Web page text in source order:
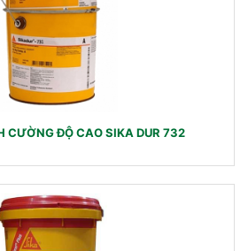
CƯỜNG ĐỘ CAO SIKA DUR 732